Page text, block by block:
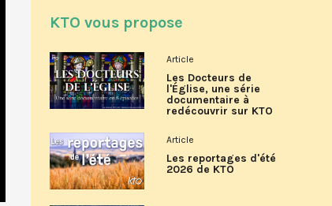
KTO vous propose
Article
Les Docteurs de
l'Église, une série
documentaire à
redécouvrir sur KTO
Article
Les reportages d'été
2026 de KTO